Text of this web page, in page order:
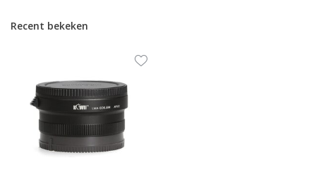
Recent bekeken